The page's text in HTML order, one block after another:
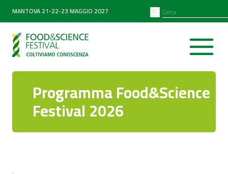
MANTOVA 21-22-23 MAGGIO 2027
Programma Food&Science
Festival 2026
PARTNER
Diventa partner
SEARCH